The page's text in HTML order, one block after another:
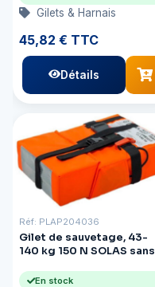
Gilets & Harnais
45,82 € TTC
Détails
Réf: PLAP204036
Gilet de sauvetage, 43-
140 kg 150 N SOLAS sans
En stock